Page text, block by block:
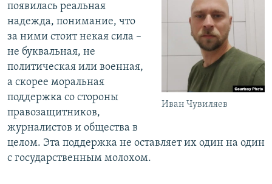
Иван Чувиляев
появилась реальная
надежда, понимание, что
за ними стоит некая сила –
не буквальная, не
политическая или военная,
а скорее моральная
поддержка со стороны
правозащитников,
журналистов и общества в
целом. Эта поддержка не оставляет их один на один
с государственным молохом.